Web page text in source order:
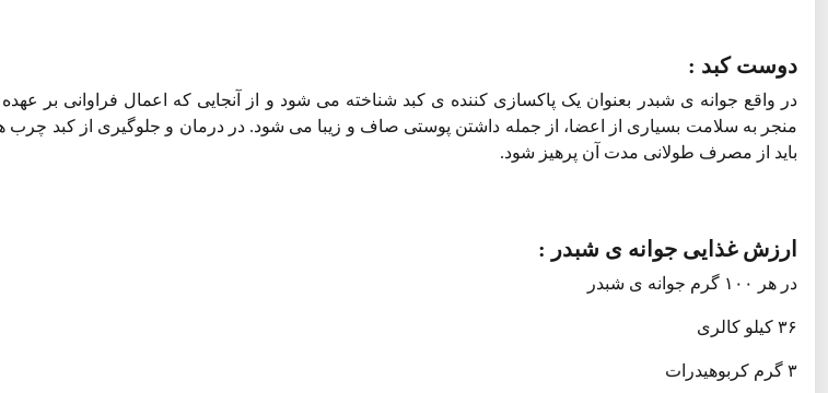
دوست کبد :
در واقع جوانه ی شبدر بعنوان یک پاکسازی کننده ی کبد شناخته می شود و از آنجایی که اعمال فراوانی بر
منجر به سلامت بسیاری از اعضا، از جمله داشتن پوستی صاف و زیبا می شود. در درمان و جلوگیری از کبد چرب
باید از مصرف طولانی مدت آن پرهیز شود.
ارزش غذایی جوانه ی شبدر :
در هر ۱۰۰ گرم جوانه ی شبدر
۳۶ کیلو کالری
۳ گرم کربوهیدرات